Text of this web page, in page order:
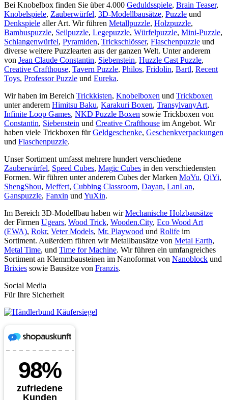
Bei Knobelbox finden Sie über 4.000 Geduldsspiele, Brain Teaser,
Knobelspiele, Zauberwürfel, 3D-Modellbausätze, Puzzle und
Denkspiele aller Art. Wir führen Metallpuzzle, Holzpuzzle,
Bambuspuzzle, Seilpuzzle, Legepuzzle, Würfelpuzzle, Mini-Puzzle,
Schlangenwürfel, Pyramiden, Trickschlösser, Flaschenpuzzle und
diverse weitere Puzzlearten aus der ganzen Welt. Unter anderem
von Jean Claude Constantin, Siebenstein, Huzzle Cast Puzzle,
Creative Crafthouse, Tavern Puzzle, Philos, Fridolin, Bartl, Recent
Toys, Professor Puzzle und Eureka.
Wir haben im Bereich Trickkisten, Knobelboxen und Trickboxen
unter anderem Himitsu Baku, Karakuri Boxen, TransylvanyArt,
Infinite Loop Games, NKD Puzzle Boxen sowie Trickboxen von
Constantin, Siebenstein und Creative Crafthouse im Angebot. Wir
haben viele Trickboxen fürGeldgeschenke, Geschenkverpackungen
und Flaschenpuzzle.
Unser Sortiment umfasst mehrere hundert verschiedene
Zauberwürfel, Speed Cubes, Magic Cubes in den verschiedensten
Formen. Wir führen unter anderem Cubes der Marken MoYu, QiYi,
ShengShou, Meffert, Cubbing Classroom, Dayan, LanLan,
Ganspuzzle, Fanxin und YuXin.
Im Bereich 3D-Modellbau haben wirMechanische Holzbausätze
der Firmen Ugears, Wood Trick, Wooden.City, Eco Wood Art
(EWA), Rokr, Veter Models, Mr. Playwood und Rolife im
Sortiment. Außerdem führen wir Metallbausätze von Metal Earth,
Metal Time, und Time for Machine. Wir führen ein umfangreiches
Sortiment an Klemmbausteinen im Nanoformat von Nanoblock und
Brixies sowie Bausätze von Franzis.
Social Media
Für Ihre Sicherheit